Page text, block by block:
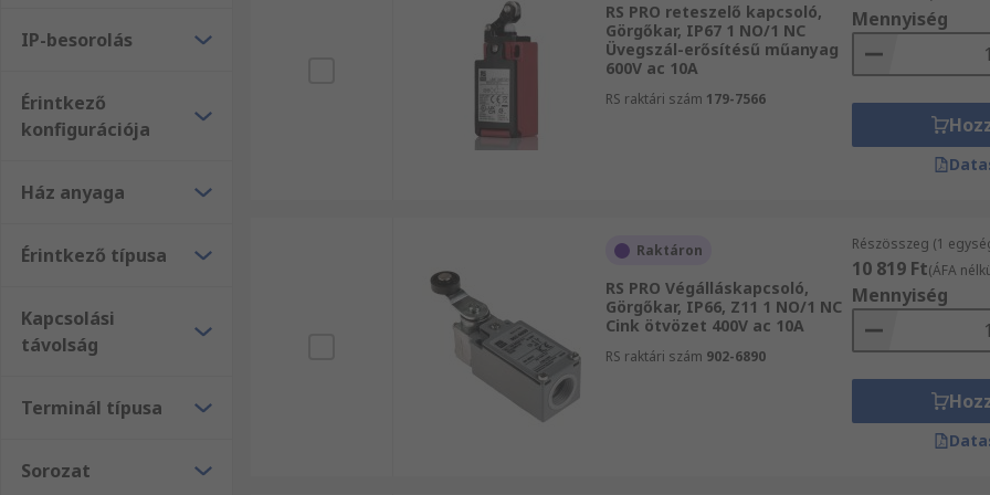
alkalmazásokban használják, hogy az objektumok a továbbításkor megszámlálhatók legyenek.
– fenntartott kapcsolatokkal használják, két görgős karból áll. Az egyik görgő kioldja a kapcsolót, és
IP-besorolás
Érintkező
konfigurációja
Ház anyaga
Érintkező típusa
Kapcsolási
távolság
Terminál típusa
Sorozat
RS PRO reteszelő kapcsoló,
Görgőkar, IP67 1 NO/1 NC
Üvegszál-erősítésű műanyag
600V ac 10A
RS raktári szám 179-7566
Mennyiség
Raktáron
RS PRO Végálláskapcsoló,
Görgőkar, IP66, Z11 1 NO/1 NC
Cink ötvözet 400V ac 10A
RS raktári szám 902-6890
Részösszeg (1
10 819 Ft(ÁFA
Mennyiség